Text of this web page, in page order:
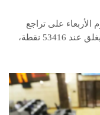
الأربعاء على تراجع
المؤشر الرئيسي “EGX30” بنسبة 1.19% ليغلق عند 53416 نقطة،